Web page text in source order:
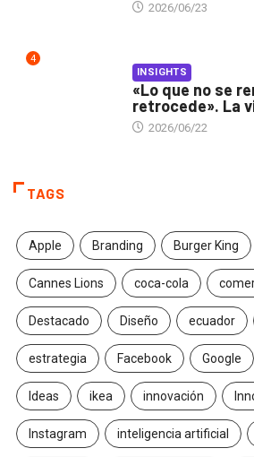
2026/06/23
4
INSIGHTS
«Lo que no se
retrocede». La
2026/06/22
TAGS
Apple Branding Burger King
Cannes Lions coca-cola
Destacado Diseño ecuador
estrategia Facebook Google
Ideas ikea innovación
Instagram inteligencia artificial